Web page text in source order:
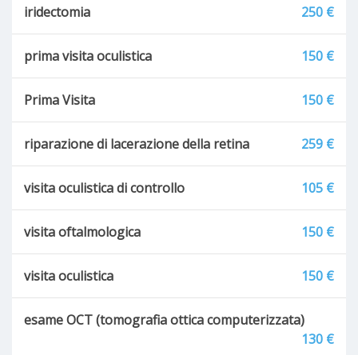
iridectomia 250 €
prima visita oculistica 150 €
Prima Visita 150 €
riparazione di lacerazione della retina 259 €
visita oculistica di controllo 105 €
visita oftalmologica 150 €
visita oculistica 150 €
esame OCT (tomografia ottica computerizzata)
130 €